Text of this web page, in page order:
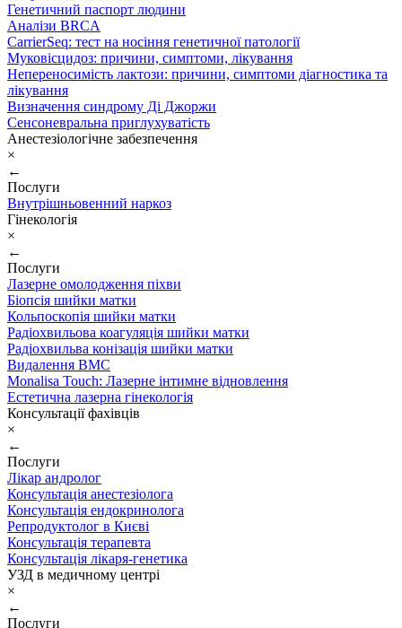
Генетичний паспорт людини
Аналізи BRCA
CarrierSeq: тест на носіння генетичної патології
Муковісцидоз: причини, симптоми, лікування
Непереносимість лактози: причини, симптоми діагностика та
лікування
Визначення синдрому Ді Джоржи
Сенсоневральна приглухуватість
Анестезіологічне забезпечення
×
←
Послуги
Внутрішньовенний наркоз
Гінекологія
×
←
Послуги
Лазерне омолодження піхви
Біопсія шийки матки
Кольпоскопія шийки матки
Радіохвильова коагуляція шийки матки
Радіохвильва конізація шийки матки
Видалення ВМС
Monalisa Touch: Лазерне інтимне відновлення
Естетична лазерна гінекологія
Консультації фахівців
×
←
Послуги
Лікар андролог
Консультація анестезіолога
Консультація ендокринолога
Репродуктолог в Києві
Консультація терапевта
Консультація лікаря-генетика
УЗД в медичному центрі
×
←
Послуги